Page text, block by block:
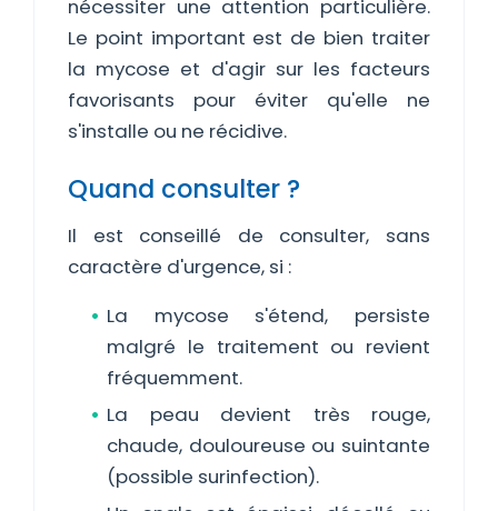
nécessiter une attention particulière.
Le point important est de bien traiter
la mycose et d'agir sur les facteurs
favorisants pour éviter qu'elle ne
s'installe ou ne récidive.
Quand consulter ?
Il est conseillé de consulter, sans
caractère d'urgence, si :
La mycose s'étend, persiste
malgré le traitement ou revient
fréquemment.
La peau devient très rouge,
chaude, douloureuse ou suintante
(possible surinfection).